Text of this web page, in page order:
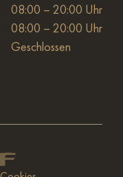
08:00 – 20:00 Uhr
08:00 – 20:00 Uhr
Geschlossen